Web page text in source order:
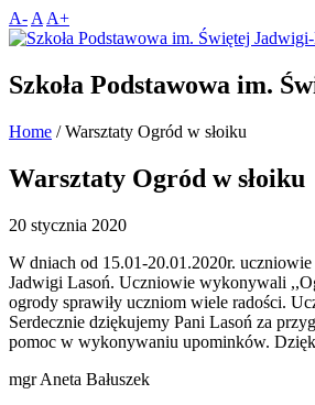
A- A A+
Szkoła Podstawowa im.
Home / Warsztaty Ogród w słoiku
Warsztaty Ogród w słoiku
20 stycznia 2020
W dniach od 15.01-20.01.2020r.
Jadwigi Lasoń. Uczniowie wykonywali
ogrody sprawiły uczniom wiele radości.
Serdecznie dziękujemy Pani Lasoń za
pomoc w wykonywaniu upominków.
mgr Aneta Bałuszek